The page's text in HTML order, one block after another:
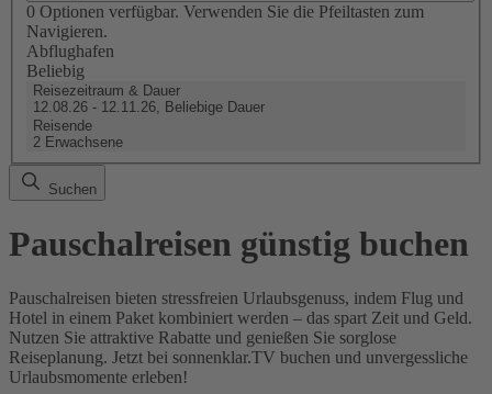
0 Optionen verfügbar. Verwenden Sie die Pfeiltasten zum
Navigieren.
Abflughafen
Beliebig
Reisezeitraum & Dauer
12.08.26 - 12.11.26, Beliebige Dauer
Reisende
2 Erwachsene
Suchen
Pauschalreisen günstig buchen
Pauschalreisen bieten stressfreien Urlaubsgenuss, indem Flug und
Hotel in einem Paket kombiniert werden – das spart Zeit und Geld.
Nutzen Sie attraktive Rabatte und genießen Sie sorglose
Reiseplanung. Jetzt bei sonnenklar.TV buchen und unvergessliche
Urlaubsmomente erleben!